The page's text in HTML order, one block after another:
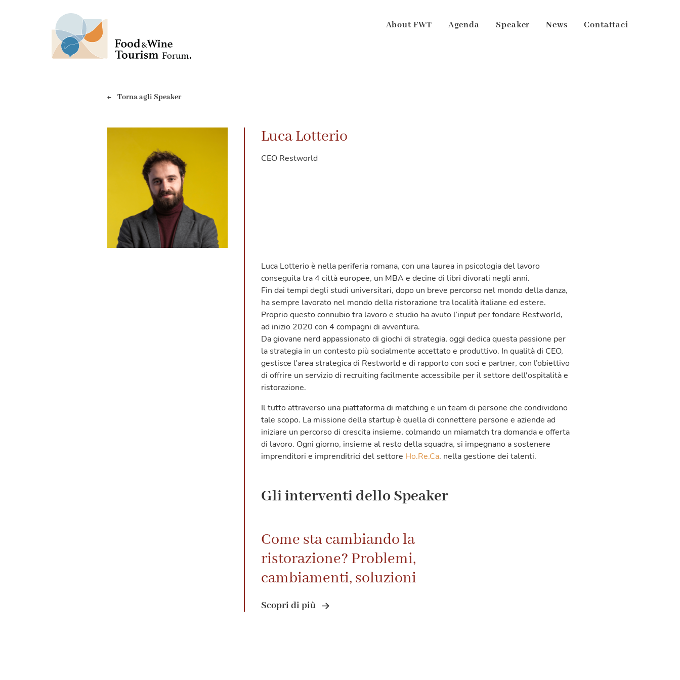
About FWT Agenda Speaker News Contattaci
Torna agli Speaker
Luca Lotterio
CEO Restworld
Luca Lotterio è nella periferia romana, con una laurea in psicologia del lavoro
conseguita tra 4 città europee, un MBA e decine di libri divorati negli anni.
Fin dai tempi degli studi universitari, dopo un breve percorso nel mondo della danza,
ha sempre lavorato nel mondo della ristorazione tra località italiane ed estere.
Proprio questo connubio tra lavoro e studio ha avuto l’input per fondare Restworld,
ad inizio 2020 con 4 compagni di avventura.
Da giovane nerd appassionato di giochi di strategia, oggi dedica questa passione per
la strategia in un contesto più socialmente accettato e produttivo. In qualità di CEO,
gestisce l’area strategica di Restworld e di rapporto con soci e partner, con l’obiettivo
di offrire un servizio di recruiting facilmente accessibile per il settore dell'ospitalità e
ristorazione.
Il tutto attraverso una piattaforma di matching e un team di persone che condividono
tale scopo. La missione della startup è quella di connettere persone e aziende ad
iniziare un percorso di crescita insieme, colmando un miamatch tra domanda e offerta
di lavoro. Ogni giorno, insieme al resto della squadra, si impegnano a sostenere
imprenditori e imprenditrici del settore Ho.Re.Ca. nella gestione dei talenti.
Gli interventi dello Speaker
Come sta cambiando la
ristorazione? Problemi,
cambiamenti, soluzioni
Scopri di più